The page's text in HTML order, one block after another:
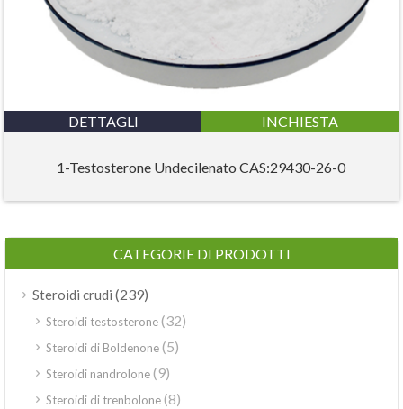
DETTAGLI INCHIESTA
1-Testosterone Undecilenato CAS:29430-26-0
CATEGORIE DI PRODOTTI
Steroidi crudi (239)
Steroidi testosterone(32)
Steroidi di Boldenone(5)
Steroidi nandrolone(9)
Steroidi di trenbolone(8)